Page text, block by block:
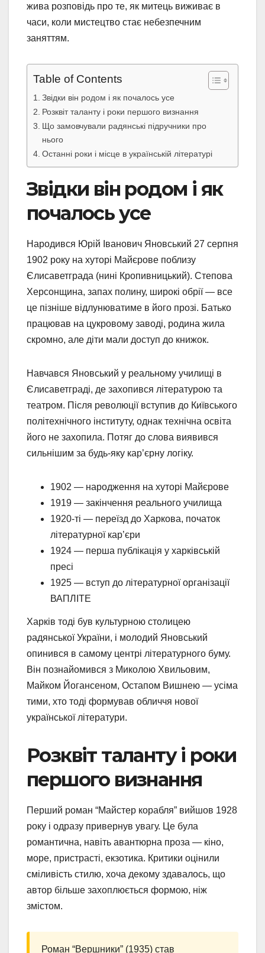
жива розповідь про те, як митець виживає в
часи, коли мистецтво стає небезпечним
заняттям.
Table of Contents
Звідки він родом і як почалось усе
Розквіт таланту і роки першого визнання
Що замовчували радянські підручники про
нього
Останні роки і місце в українській літературі
Звідки він родом і як
почалось усе
Народився Юрій Іванович Яновський 27 серпня
1902 року на хуторі Майєрове поблизу
Єлисаветграда (нині Кропивницький). Степова
Херсонщина, запах полину, широкі обрії — все
це пізніше відлунюватиме в його прозі. Батько
працював на цукровому заводі, родина жила
скромно, але діти мали доступ до книжок.
Навчався Яновський у реальному училищі в
Єлисаветграді, де захопився літературою та
театром. Після революції вступив до Київського
політехнічного інституту, однак технічна освіта
його не захопила. Потяг до слова виявився
сильнішим за будь-яку кар’єрну логіку.
1902 — народження на хуторі Майєрове
1919 — закінчення реального училища
1920-ті — переїзд до Харкова, початок
літературної кар’єри
1924 — перша публікація у харківській
пресі
1925 — вступ до літературної організації
ВАПЛІТЕ
Харків тоді був культурною столицею
радянської України, і молодий Яновський
опинився в самому центрі літературного буму.
Він познайомився з Миколою Хвильовим,
Майком Йогансеном, Остапом Вишнею — усіма
тими, хто тоді формував обличчя нової
української літератури.
Розквіт таланту і роки
першого визнання
Перший роман “Майстер корабля” вийшов 1928
року і одразу привернув увагу. Це була
романтична, навіть авантюрна проза — кіно,
море, пристрасті, екзотика. Критики оцінили
сміливість стилю, хоча декому здавалось, що
автор більше захоплюється формою, ніж
змістом.
Роман “Вершники” (1935) став